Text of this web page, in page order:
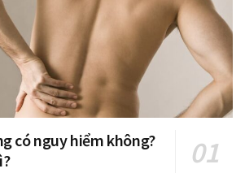
có nguy hiểm không?